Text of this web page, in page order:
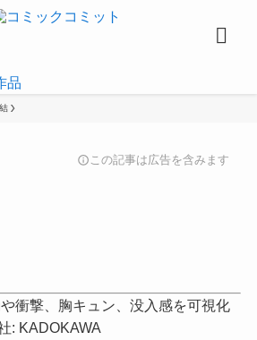
品
infoこの記事は広告を含みます
衝撃、胸キュン、没入感を可視化
: KADOKAWA